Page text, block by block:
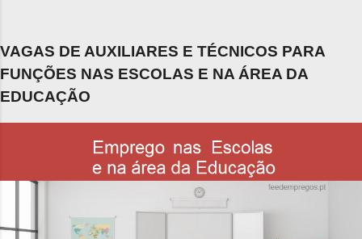
VAGAS DE AUXILIARES E TÉCNICOS PARA
FUNÇÕES NAS ESCOLAS E NA ÁREA DA
EDUCAÇÃO